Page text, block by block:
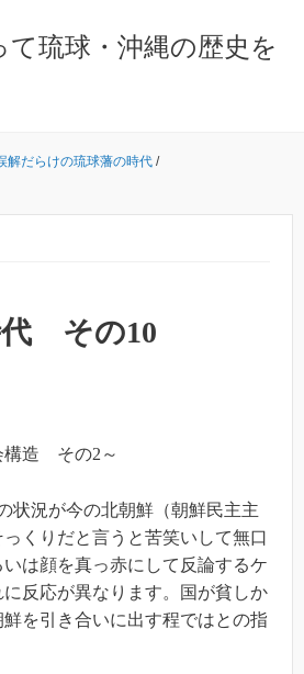
琉球・沖縄の歴史を
解だらけの琉球藩の時代 /
代 その10
構造 その2～
状況が今の北朝鮮（朝鮮民主主
くりだと言うと苦笑いして無口
は顔を真っ赤にして反論するケ
反応が異なります。国が貧しか
を引き合いに出す程ではとの指